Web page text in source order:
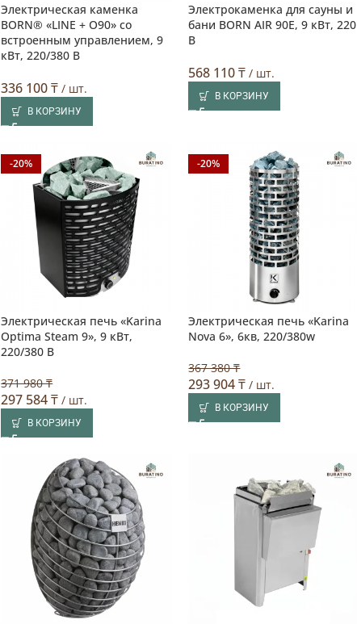
Электрическая каменка
BORN® «LINE + O90» со
встроенным управлением, 9
кВт, 220/380 В
336 100₸ / шт.
В КОРЗИНУ
Электрокаменка для сауны и
бани BORN AIR 90E, 9 кВт, 220
В
568 110₸ / шт.
В КОРЗИНУ
-20%
Электрическая печь «Karina
Optima Steam 9», 9 кВт,
220/380 В
371 980 ₸
297 584₸ / шт.
В КОРЗИНУ
-20%
Электрическая печь «Karina
Nova 6», 6кв, 220/380w
367 380 ₸
293 904₸ / шт.
В КОРЗИНУ